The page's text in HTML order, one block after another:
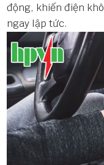
động, khiến điện
ngay lập tức.